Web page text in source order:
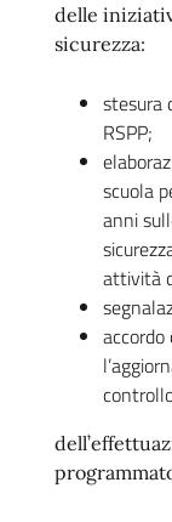
delle
sicurezza:
stesura
RSPP;
scuola
anni
attività
accordo